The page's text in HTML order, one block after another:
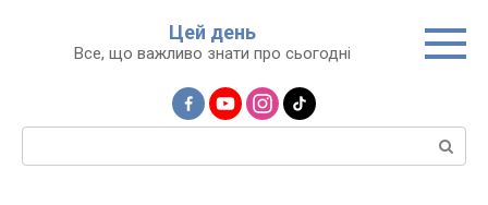
Цей день
Все, що важливо знати про сьогодні
Пошук: